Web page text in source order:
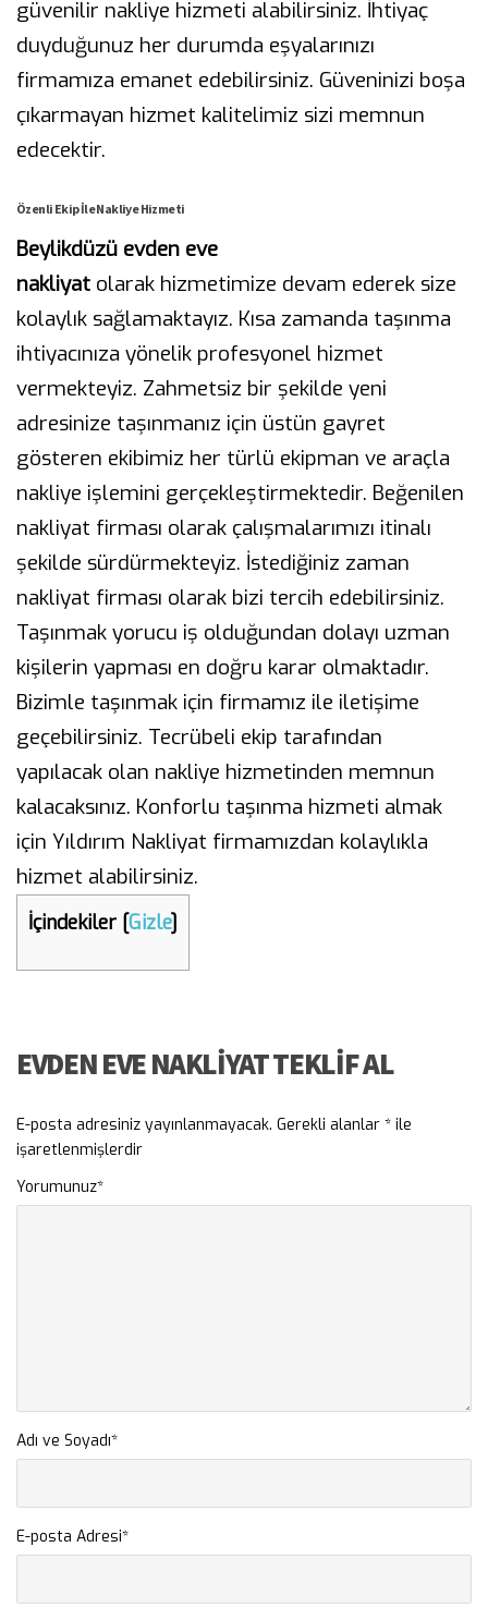
güvenilir nakliye hizmeti alabilirsiniz. İhtiyaç
duyduğunuz her durumda eşyalarınızı
firmamıza emanet edebilirsiniz. Güveninizi boşa
çıkarmayan hizmet kalitelimiz sizi memnun
edecektir.
Özenli Ekip İle Nakliye Hizmeti
Beylikdüzü evden eve
nakliyat olarak hizmetimize devam ederek size
kolaylık sağlamaktayız. Kısa zamanda taşınma
ihtiyacınıza yönelik profesyonel hizmet
vermekteyiz. Zahmetsiz bir şekilde yeni
adresinize taşınmanız için üstün gayret
gösteren ekibimiz her türlü ekipman ve araçla
nakliye işlemini gerçekleştirmektedir. Beğenilen
nakliyat firması olarak çalışmalarımızı itinalı
şekilde sürdürmekteyiz. İstediğiniz zaman
nakliyat firması olarak bizi tercih edebilirsiniz.
Taşınmak yorucu iş olduğundan dolayı uzman
kişilerin yapması en doğru karar olmaktadır.
Bizimle taşınmak için firmamız ile iletişime
geçebilirsiniz. Tecrübeli ekip tarafından
yapılacak olan nakliye hizmetinden memnun
kalacaksınız. Konforlu taşınma hizmeti almak
için Yıldırım Nakliyat firmamızdan kolaylıkla
hizmet alabilirsiniz.
İçindekiler [Gizle]
EVDEN EVE NAKLIYAT TEKLIF AL
E-posta adresiniz yayınlanmayacak. Gerekli alanlar * ile
işaretlenmişlerdir
Yorumunuz*
Adı ve Soyadı*
E-posta Adresi*